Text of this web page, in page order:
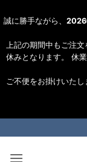
誠に勝手ながら、 2026
上記の期間中もご注
休みとなります。 休
ご不便をお掛けいた
to
content